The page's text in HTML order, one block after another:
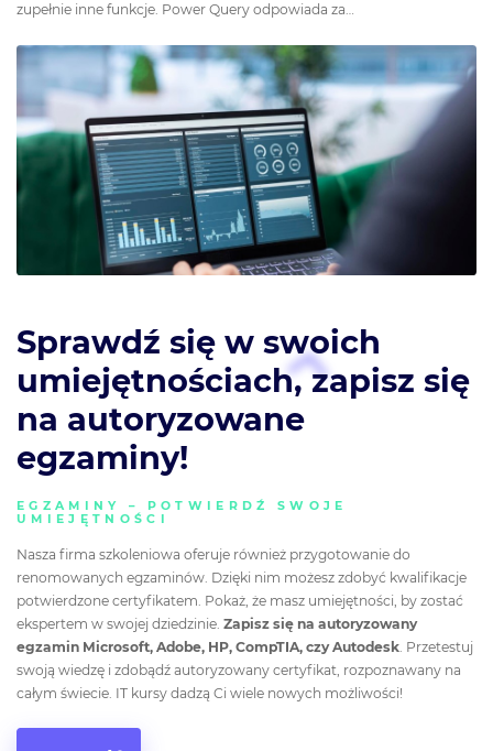
zupełnie inne funkcje. Power Query odpowiada za…
Sprawdź się w swoich
umiejętnościach, zapisz się
na autoryzowane
egzaminy!
EGZAMINY – POTWIERDŹ SWOJE
UMIEJĘTNOŚCI
Nasza firma szkoleniowa oferuje również przygotowanie do
renomowanych egzaminów. Dzięki nim możesz zdobyć kwalifikacje
potwierdzone certyfikatem. Pokaż, że masz umiejętności, by zostać
ekspertem w swojej dziedzinie. Zapisz się na autoryzowany
egzamin Microsoft, Adobe, HP, CompTIA, czy Autodesk . Przetestuj
swoją wiedzę i zdobądź autoryzowany certyfikat, rozpoznawany na
całym świecie. IT kursy dadzą Ci wiele nowych możliwości!